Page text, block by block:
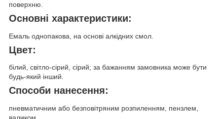
поверхню.
Основні характеристики:
Емаль однопакова, на основі алкідних смол.
Цвет:
білий, світло-сірий, сірий; за бажанням замовника може бути
будь-який інший.
Способи нанесення:
пневматичним або безповітряним розпиленням, пензлем,